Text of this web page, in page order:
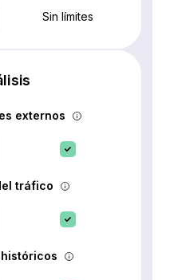
Sin límites
externos
tráfico